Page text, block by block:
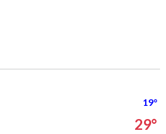
19°
29°